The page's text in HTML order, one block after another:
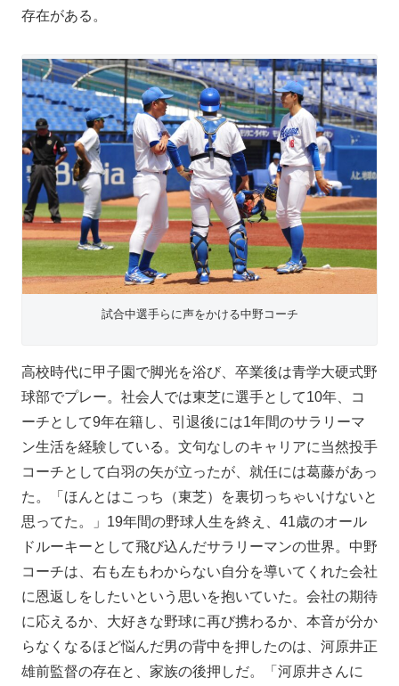
存在がある。
試合中選手らに声をかける中野コーチ
高校時代に甲子園で脚光を浴び、卒業後は青学大硬式野
球部でプレー。社会人では東芝に選手として10年、コ
ーチとして9年在籍し、引退後には1年間のサラリーマ
ン生活を経験している。文句なしのキャリアに当然投手
コーチとして白羽の矢が立ったが、就任には葛藤があっ
た。「ほんとはこっち（東芝）を裏切っちゃいけないと
思ってた。」19年間の野球人生を終え、41歳のオール
ドルーキーとして飛び込んだサラリーマンの世界。中野
コーチは、右も左もわからない自分を導いてくれた会社
に恩返しをしたいという思いを抱いていた。会社の期待
に応えるか、大好きな野球に再び携わるか、本音が分か
らなくなるほど悩んだ男の背中を押したのは、河原井正
雄前監督の存在と、家族の後押しだ。「河原井さんに